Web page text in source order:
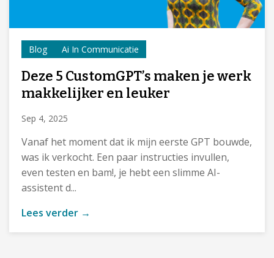
Blog Ai In Communicatie
Deze 5 CustomGPT’s maken je werk
makkelijker en leuker
Sep 4, 2025
Vanaf het moment dat ik mijn eerste GPT bouwde,
was ik verkocht. Een paar instructies invullen,
even testen en bam!, je hebt een slimme AI-
assistent d...
Lees verder →